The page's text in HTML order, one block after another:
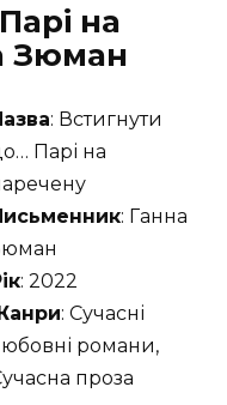
на
Зюман
: Встигнути
Парі на
: Ганна
: 2022
: Сучасні
романи,
проза